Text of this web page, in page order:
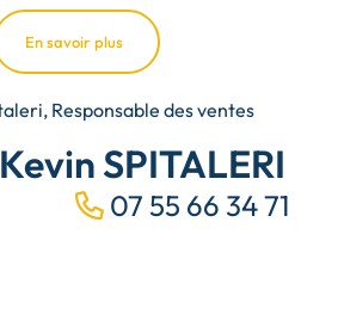
En savoir plus
Kevin SPITALERI
07 55 66 34 71